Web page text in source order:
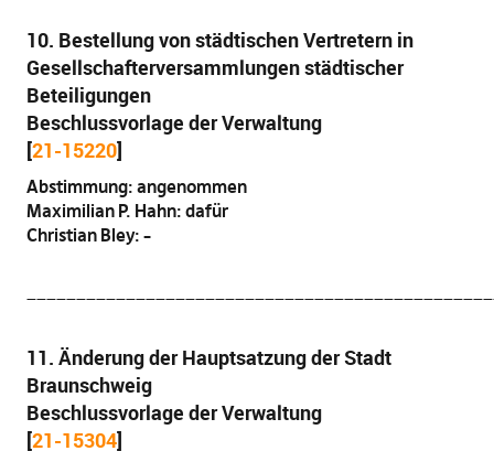
10. Bestellung von städtischen Vertretern in
Gesellschafterversammlungen städtischer
Beteiligungen
Beschlussvorlage der Verwaltung
[21-15220]
Abstimmung: angenommen
Maximilian P. Hahn: dafür
Christian Bley: –
11. Änderung der Hauptsatzung der Stadt
Braunschweig
Beschlussvorlage der Verwaltung
[21-15304]